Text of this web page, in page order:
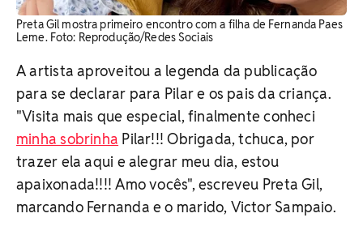
Preta Gil mostra primeiro encontro com a filha de Fernanda Paes
Leme. Foto: Reprodução/Redes Sociais
A artista aproveitou a legenda da publicação
para se declarar para Pilar e os pais da criança.
"Visita mais que especial, finalmente conheci
minha sobrinha Pilar!!! Obrigada, tchuca, por
trazer ela aqui e alegrar meu dia, estou
apaixonada!!!! Amo vocês", escreveu Preta Gil,
marcando Fernanda e o marido, Victor Sampaio.